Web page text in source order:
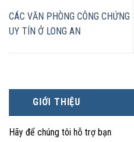
GIỚI THIỆU
Hãy để chúng tôi hỗ trợ bạn
CÁC VĂN PHÒNG CÔNG CHỨNG
UY TÍN Ở LONG AN